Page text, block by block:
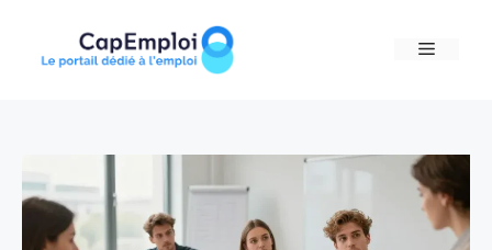
content
MENU